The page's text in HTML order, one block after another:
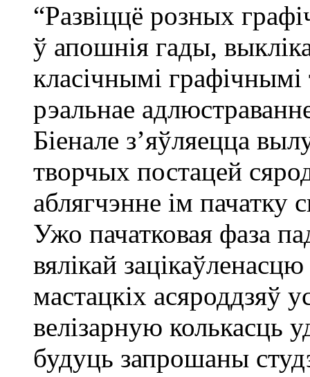
“Развіццё розных
ў апошнія гады,
класічнымі графічнымі
рэальнае
Біенале з’яўляецца
творчых постацей
аблягчэнне ім пачатку
Ужо пачатковая фаза
вялікай
мастацкіх асяроддзяў
велізарную колькасць
будуць запрошаны